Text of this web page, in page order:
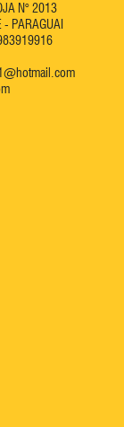
N° 2013
- PARAGUAI